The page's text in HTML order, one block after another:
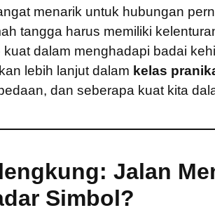
menarik untuk hubungan
tangga harus memiliki
kuat dalam menghadapi badai
lebih lanjut dalam kelas
dan seberapa kuat kita
Jalan
Simbol?